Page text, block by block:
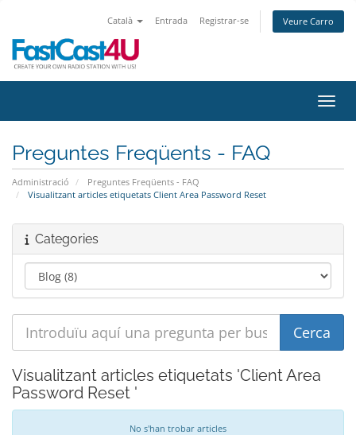
Català Entrada Registrar-se Veure Carro
Preguntes Freqüents - FAQ
Administració
Preguntes Freqüents - FAQ
Visualitzant articles etiquetats Client Area Password Reset
Categories
Visualitzant articles etiquetats 'Client Area
Password Reset '
No s'han trobar articles